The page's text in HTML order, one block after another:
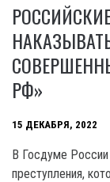
РФ»
15 ДЕКАБРЯ, 2022
В Госдуме России
преступления,